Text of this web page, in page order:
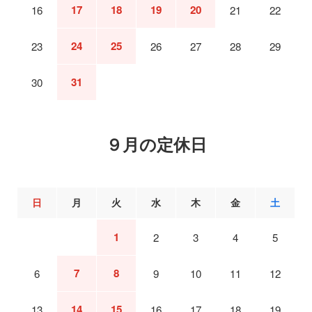
16 17 18 19 20 21 22
23 24 25 26 27 28 29
30 31
９月の定休日
日 月 火 水 木 金 土
1 2 3 4 5
6 7 8 9 10 11 12
14 15